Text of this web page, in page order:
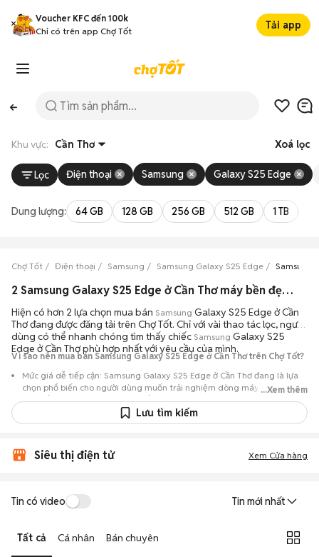
Voucher KFC đến 100k
Chỉ có trên app Chợ Tốt
Tải app
Khu vực: Cần Thơ Xoá lọc
Lọc Điện thoại Samsung Galaxy S25 Edge
Dung lượng: 64 GB 128 GB 256 GB 512 GB 1 TB
Chợ Tốt Điện thoại Samsung Samsung Galaxy S25 Edge Samsung
2 Samsung Galaxy S25 Edge ở Cần Thơ máy bền đẹp đang bán 08/2026
Hiện có hơn 2 lựa chọn mua bán Samsung Galaxy S25 Edge ở Cần
Thơ đang được đăng tải trên Chợ Tốt. Chỉ với vài thao tác lọc, người
dùng có thể nhanh chóng tìm thấy chiếc Samsung Galaxy S25
Edge ở Cần Thơ phù hợp nhất với yêu cầu của mình.
Vì sao nên mua bán Samsung Galaxy S25 Edge ở Cần Thơ trên Chợ Tốt?
Mức giá dễ tiếp cận: Samsung Galaxy S25 Edge ở Cần Thơ đang là lựa
chọn phổ biến cho người dùng muốn trải nghiệm dòng máy này với chi
phí thấp hơn so với khi mới ra mắt.
Nguồn cung phong phú: Dễ dàng tìm thấySamsung
Galaxy S25 Edge ở
Giao dịch minh bạch: Việc gặp gỡ trực tiếp giúp người mua
tin đăng.
địa điểm giao nhận, chốt giao dịch nhanh chóng khi đạt được
...Xem thêm
Lưu tìm kiếm
Siêu thị điện tử Xem Cửa hàng
Tin có video Tin mới nhất
Tất cả Cá nhân Bán chuyên